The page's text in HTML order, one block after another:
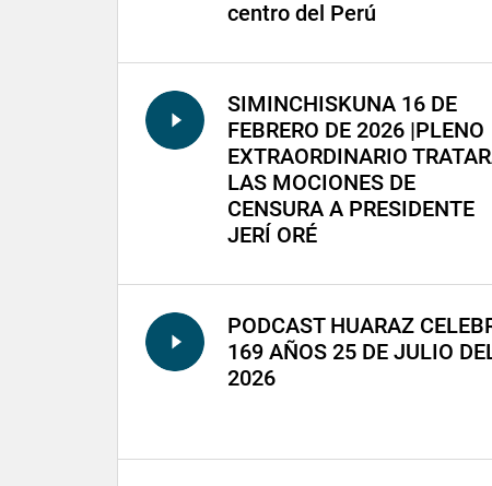
centro del Perú
SIMINCHISKUNA 16 DE
FEBRERO DE 2026 |PLENO
EXTRAORDINARIO
LAS MOCIONES DE
CENSURA A PRESIDENTE
JERÍ ORÉ
PODCAST HUARAZ
169 AÑOS 25 DE JULIO
2026